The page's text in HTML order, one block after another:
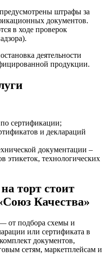
штрафы за
документов.
в ходе проверок
деятельности
продукции.
сертификации;
и деклараций
документации –
этикеток, технологических
торт стоит
Качества»
от подбора схемы и
или сертификата в
документов,
сетям, маркетплейсам и